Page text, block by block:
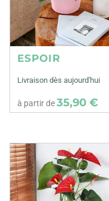
ESPOIR
Livraison dès aujourd'hui
à partir de35,90 €